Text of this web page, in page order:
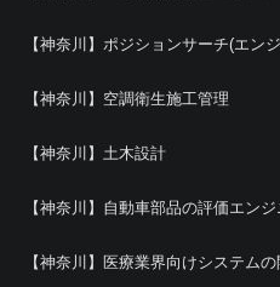
【神奈川】ポジションサーチ(エン
【神奈川】空調衛生施工管理
【神奈川】土木設計
【神奈川】自動車部品の評価エンジ
【神奈川】医療業界向けシステムの